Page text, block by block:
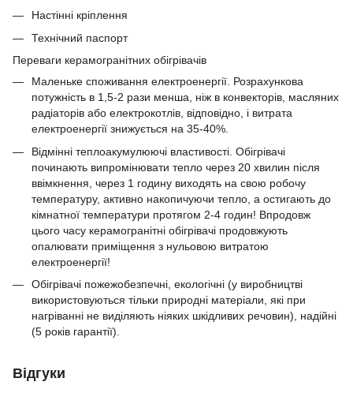
Настінні кріплення
Технічний паспорт
Переваги керамогранітних обігрівачів
Маленьке споживання електроенергії. Розрахункова
потужність в 1,5-2 рази менша, ніж в конвекторів, масляних
радіаторів або електрокотлів, відповідно, і витрата
електроенергії знижується на 35-40%.
Відмінні теплоакумулюючі властивості. Обігрівачі
починають випромінювати тепло через 20 хвилин після
ввімкнення, через 1 годину виходять на свою робочу
температуру, активно накопичуючи тепло, а остигають до
кімнатної температури протягом 2-4 годин! Впродовж
цього часу керамогранітні обігрівачі продовжують
опалювати приміщення з нульовою витратою
електроенергії!
Обігрівачі пожежобезпечні, екологічні (у виробництві
використовуються тільки природні матеріали, які при
нагріванні не виділяють ніяких шкідливих речовин), надійні
(5 років гарантії).
Відгуки